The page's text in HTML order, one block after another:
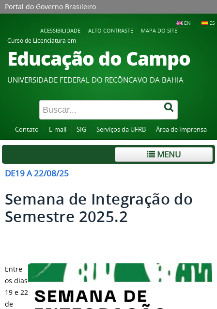
Portal do Governo Brasileiro
EN ES
ACESSIBILIDADE ALTO CONTRASTE
MAPA DO SITE
Curso de Licenciatura em
Educação do Campo
UNIVERSIDADE FEDERAL DO RECÔNCAVO DA BAHIA
Contato E-mail SIG Serviços da UFRB Área de Imprensa
MENU
DE19 A 22/08/25
Semana de Integração do
Semestre 2025.2
Entre
os dias
19 e 22
de